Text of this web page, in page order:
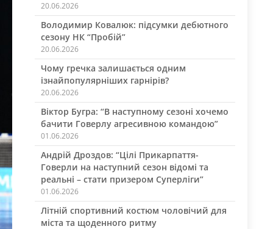
20.06.2026
Володимир Ковалюк: підсумки дебютного
сезону НК “Пробій”
20.06.2026
Чому гречка залишається одним
ізнайпопулярніших гарнірів?
20.06.2026
Віктор Бугра: “В наступному сезоні хочемо
бачити Говерлу агресивною командою”
01.06.2026
Андрій Дроздов: “Цілі Прикарпаття-
Говерли на наступний сезон відомі та
реальні – стати призером Суперліги”
01.06.2026
Літній спортивний костюм чоловічий для
міста та щоденного ритму